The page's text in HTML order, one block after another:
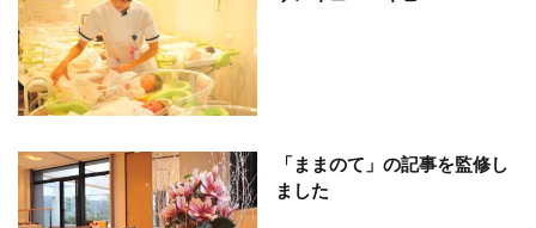
「ままのて」の記事を監修し
ました